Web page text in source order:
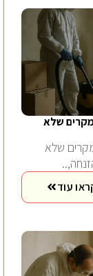
מקרים שלא
מקרים שלא
עוד